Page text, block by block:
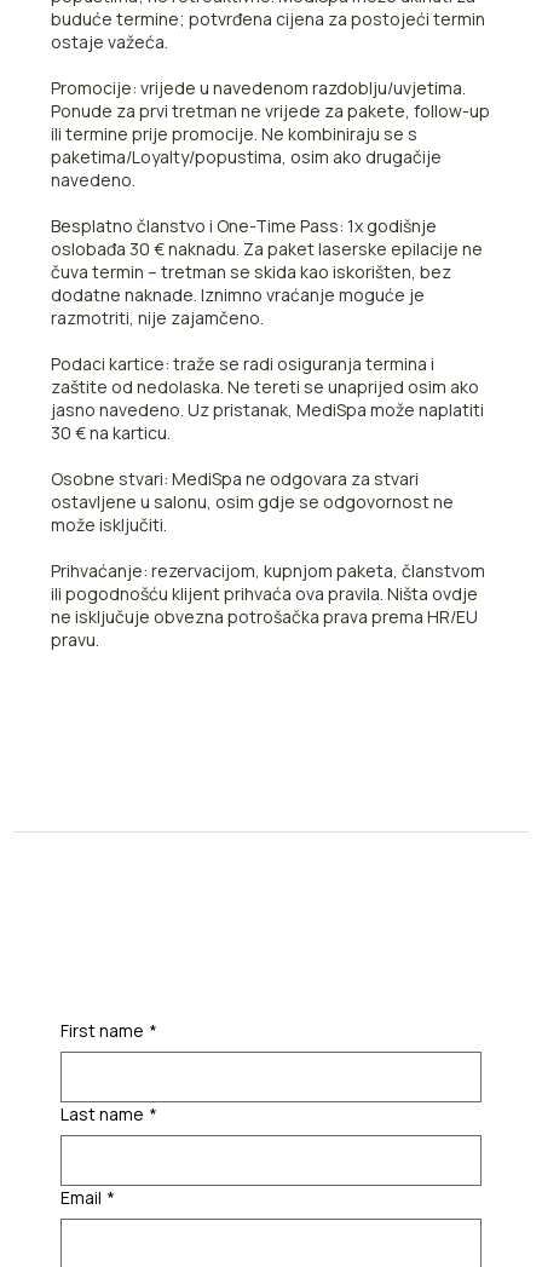
buduće termine; potvrđena cijena za postojeći termin
ostaje važeća.
Promocije: vrijede u navedenom razdoblju/uvjetima.
Ponude za prvi tretman ne vrijede za pakete, follow-up
ili termine prije promocije. Ne kombiniraju se s
paketima/Loyalty/popustima, osim ako drugačije
navedeno.
Besplatno članstvo i One-Time Pass: 1x godišnje
oslobađa 30 € naknadu. Za paket laserske epilacije ne
čuva termin – tretman se skida kao iskorišten, bez
dodatne naknade. Iznimno vraćanje moguće je
razmotriti, nije zajamčeno.
Podaci kartice: traže se radi osiguranja termina i
zaštite od nedolaska. Ne tereti se unaprijed osim ako
jasno navedeno. Uz pristanak, MediSpa može naplatiti
30 € na karticu.
Osobne stvari: MediSpa ne odgovara za stvari
ostavljene u salonu, osim gdje se odgovornost ne
može isključiti.
Prihvaćanje: rezervacijom, kupnjom paketa, članstvom
ili pogodnošću klijent prihvaća ova pravila. Ništa ovdje
ne isključuje obvezna potrošačka prava prema HR/EU
pravu.
First name *
Last name *
Email *